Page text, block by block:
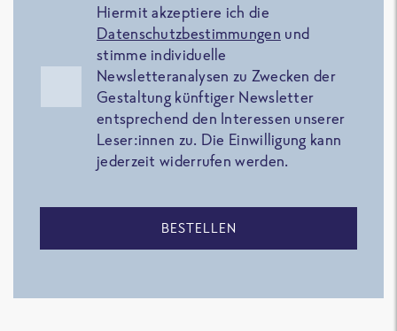
Hiermit akzeptiere ich die
Datenschutzbestimmungen und
stimme individuelle
Newsletteranalysen zu Zwecken der
Gestaltung künftiger Newsletter
entsprechend den Interessen unserer
Leser:innen zu. Die Einwilligung kann
jederzeit widerrufen werden.
BESTELLEN